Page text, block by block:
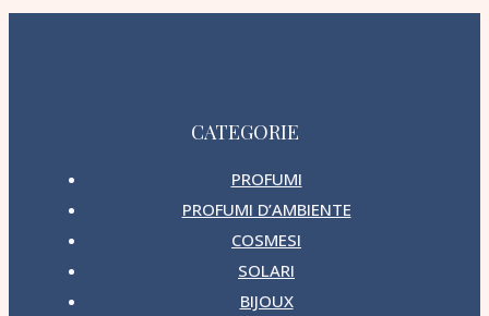
CATEGORIE
PROFUMI
PROFUMI D’AMBIENTE
COSMESI
SOLARI
BIJOUX